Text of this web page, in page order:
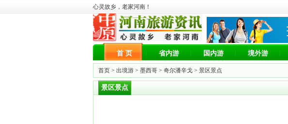
心灵故乡，老家河南！
首 页 省内游 国内游 境外游
首页 > 出境游 > 墨西哥 > 奇尔潘辛戈 > 景区景点
景区景点